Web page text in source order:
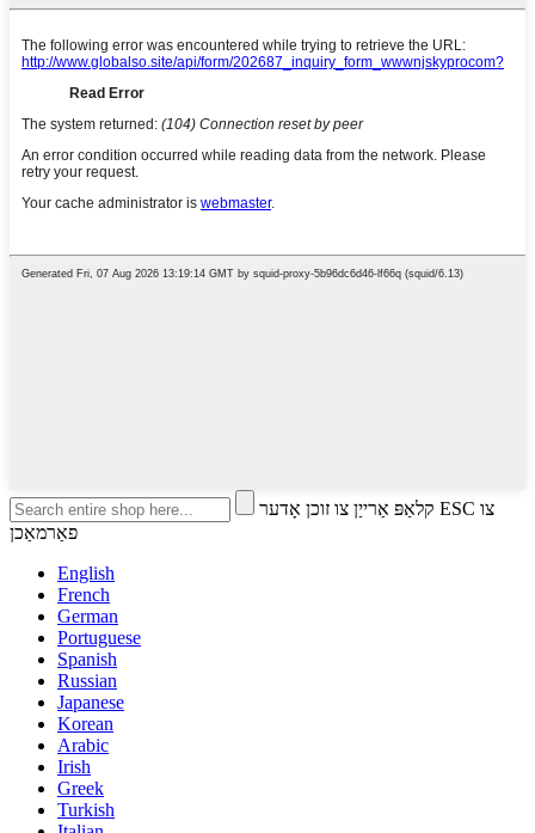
קלאַפּ אַרייַן צו זוכן אָדער ESC צו
פאַרמאַכן
English
French
German
Portuguese
Spanish
Russian
Japanese
Korean
Arabic
Irish
Greek
Turkish